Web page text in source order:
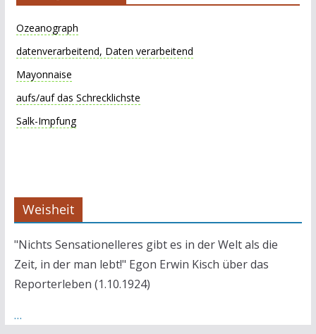
Ozeanograph
datenverarbeitend, Daten verarbeitend
Mayonnaise
aufs/auf das Schrecklichste
Salk-Impfung
Weisheit
"Nichts Sensationelleres gibt es in der Welt als die
Zeit, in der man lebt!" Egon Erwin Kisch über das
Reporterleben (1.10.1924)
…